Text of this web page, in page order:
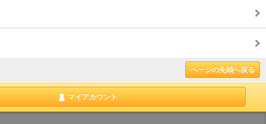
ページの先頭へ戻る
マイアカウント